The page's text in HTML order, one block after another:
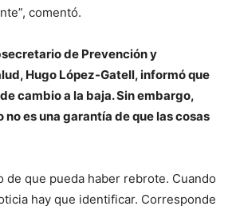
comentó.
de Prevención y
Hugo López-Gatell, informó que
cambio a la baja. Sin embargo,
es una garantía de que las cosas
de que pueda haber rebrote. Cuando
hay que identificar. Corresponde